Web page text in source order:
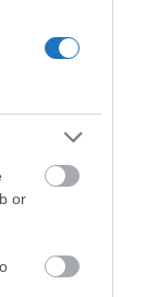
or
jutó
és 17,50
jármű
ülésre